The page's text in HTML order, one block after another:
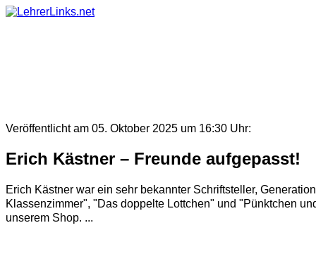
Skip
Veröffentlicht am 05. Oktober 2025 um 16:30 Uhr:
Erich Kästner – Freunde aufgepasst!
Erich Kästner war ein sehr bekannter Schriftsteller,
Klassenzimmer", "Das doppelte Lottchen" und "Pünktchen
unserem Shop. ...